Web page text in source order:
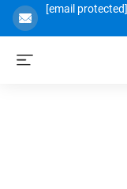
[email protected]